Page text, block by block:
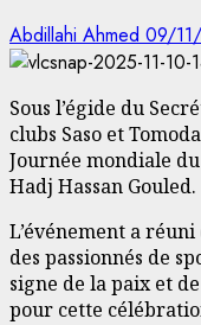
Abdillahi Ahmed 09/
Sous l’égide du
clubs Saso et
Journée mondiale
Hadj Hassan Gouled.
L’événement a
des passionnés de
signe de la paix et
pour cette